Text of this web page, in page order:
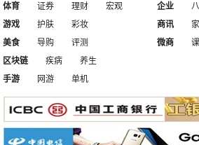
体育
证券 理财 宏观
企业
游戏
护肤
彩妆
美食
导购 评测
商讯
微商
区块链
疾病
养生
手游
网游 单机